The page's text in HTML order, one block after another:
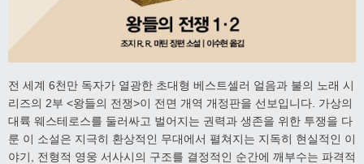
전 세계 6천만 독자가 열광한 초대형 베스트셀러 얼음과 불의 노래 시
리즈의 2부 <왕들의 전쟁>이 전면 개역 개정판을 선보입니다. 가상의
대륙 웨스테로스를 둘러싸고 벌어지는 권력과 생존을 위한 투쟁을 다
룬 이 소설은 지극히 환상적인 무대에서 펼쳐지는 지독히 현실적인 이
야기, 전형적 영웅 서사시의 구조를 결정적인 순간에 깨부수는 파격적